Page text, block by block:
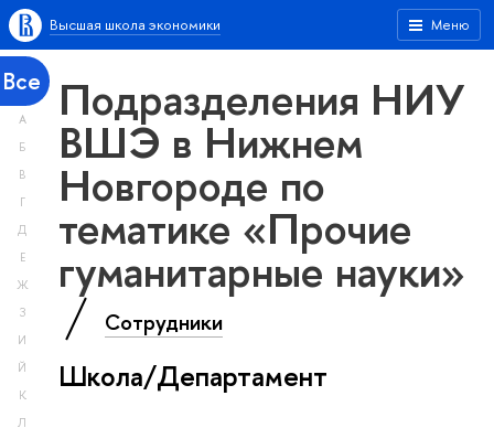
Меню
Высшая школа экономики
Все
А
Б
В
Г
Д
Е
Ж
З
И
Й
К
Л
Подразделения НИУ
ВШЭ в Нижнем
Новгороде по
тематике «Прочие
гуманитарные науки»
Сотрудники
Школа/Департамент